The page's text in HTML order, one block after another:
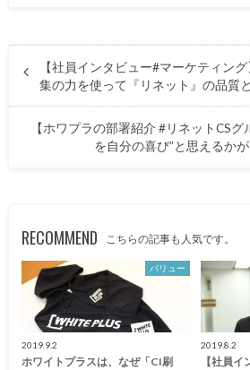
【社員インタビュー#マーケティン
集の力を使って『リネット』の品質
【ホワプラの部署紹介 #リネットCS
を自分の喜び”と思えるか
RECOMMEND こちらの記事も人気です。
バリュー
2019.9.2
ホワイトプラスは、なぜ「CI刷
2019.8.2
【社員イ